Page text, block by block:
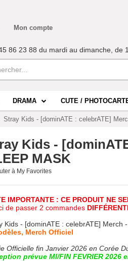
Mon compte
86 23 88 du mardi au dimanche, de
DRAMA CUTE /
Stray Kids - [dominATE : celebrATE]
Kids -
MASK
à My Favorites
IMPORTANTE : CE PRODUIT NE
de passer 2 commandes
Kids - [dominATE : celebrATE] Merch
Merch Officiel
Officielle fin Janvier 2026 en Corée
prévue MI/FIN FEVRIER